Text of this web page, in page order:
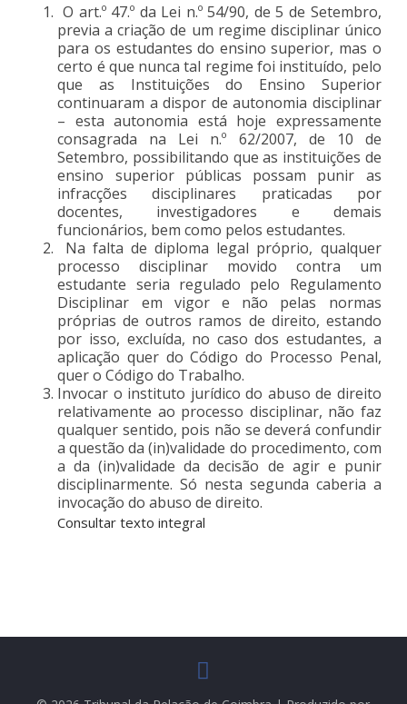
O art.º 47.º da Lei n.º 54/90, de 5 de Setembro,
previa a criação de um regime disciplinar único
para os estudantes do ensino superior, mas o
certo é que nunca tal regime foi instituído, pelo
que as Instituições do Ensino Superior
continuaram a dispor de autonomia disciplinar
– esta autonomia está hoje expressamente
consagrada na Lei n.º 62/2007, de 10 de
Setembro, possibilitando que as instituições de
ensino superior públicas possam punir as
infracções disciplinares praticadas por
docentes, investigadores e demais
funcionários, bem como pelos estudantes.
Na falta de diploma legal próprio, qualquer
processo disciplinar movido contra um
estudante seria regulado pelo Regulamento
Disciplinar em vigor e não pelas normas
próprias de outros ramos de direito, estando
por isso, excluída, no caso dos estudantes, a
aplicação quer do Código do Processo Penal,
quer o Código do Trabalho.
Invocar o instituto jurídico do abuso de direito
relativamente ao processo disciplinar, não faz
qualquer sentido, pois não se deverá confundir
a questão da (in)validade do procedimento, com
a da (in)validade da decisão de agir e punir
disciplinarmente. Só nesta segunda caberia a
invocação do abuso de direito.
Consultar texto integral